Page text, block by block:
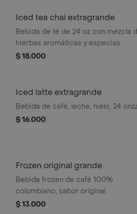
Iced tea chai extragrande
Bebida de té de 24 oz con mezcla
hierbas aromáticas y especias
$ 18.000
Iced latte extragrande
Bebida de café, leche, hielo, 24
$ 16.000
Frozen original grande
Bebida frozen de café 100%
colombiano, sabor original.
$ 13.000